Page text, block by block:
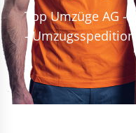
Top Umzüge AG -
-